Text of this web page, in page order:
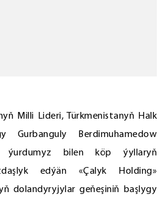
Milli Lideri, Türkmenistanyň Halk
Gurbanguly Berdimuhamedow
ýurdumyz bilen köp ýyllaryň
edýän «Çalyk Holding»
dolandyryjylar geňeşiniň başlygy